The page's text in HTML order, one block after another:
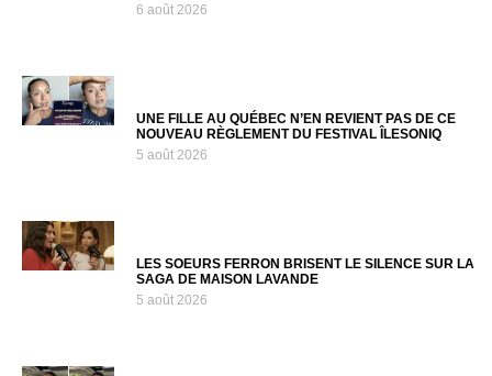
6 août 2026
UNE FILLE AU QUÉBEC N’EN REVIENT PAS DE CE
NOUVEAU RÈGLEMENT DU FESTIVAL ÎLESONIQ
5 août 2026
LES SOEURS FERRON BRISENT LE SILENCE SUR LA
SAGA DE MAISON LAVANDE
5 août 2026